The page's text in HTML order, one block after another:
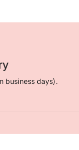
business days).